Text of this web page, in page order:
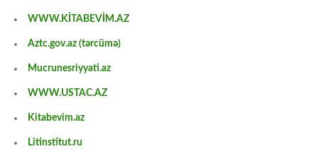
WWW.KİTABEVİM.AZ
Aztc.gov.az (tərcümə)
Mucrunesriyyati.az
WWW.USTAC.AZ
Kitabevim.az
Litinstitut.ru